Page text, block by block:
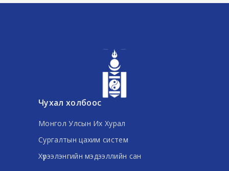
Чухал холбоос
Монгол Улсын Их Хурал
Сургалтын цахим систем
Хүрээлэнгийн мэдээллийн сан